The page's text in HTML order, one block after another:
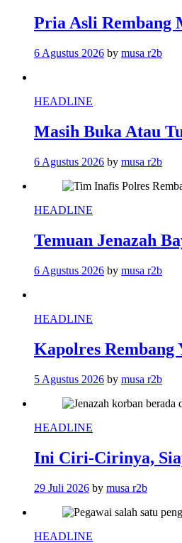
Pria Asli Rembang
6 Agustus 2026 by musa r2b
HEADLINE
Masih Buka Atau
6 Agustus 2026 by musa r2b
HEADLINE
Temuan Jenazah
6 Agustus 2026 by musa r2b
HEADLINE
Kapolres
5 Agustus 2026 by musa r2b
HEADLINE
Ini Ciri-Cirinya,
29 Juli 2026 by musa r2b
HEADLINE